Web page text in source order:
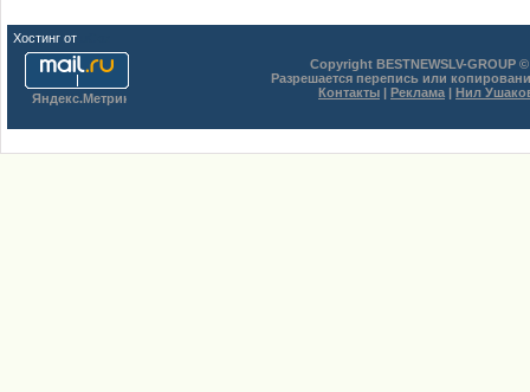
Хостинг от
Copyright BESTNEWSLV-GROUP
Разрешается перепись или
Контакты | Реклама | Нил